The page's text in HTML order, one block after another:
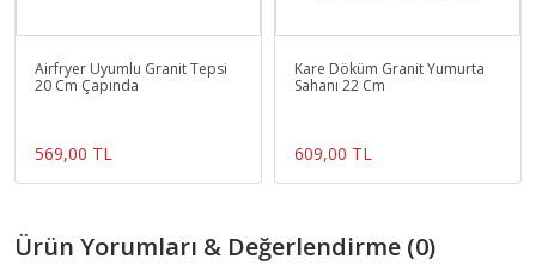
Airfryer Uyumlu Granit Tepsi
20 Cm Çapında
569,00 TL
Kare Döküm Granit Yumurta
Sahanı 22 Cm
609,00 TL
Ürün Yorumları & Değerlendirme (0)